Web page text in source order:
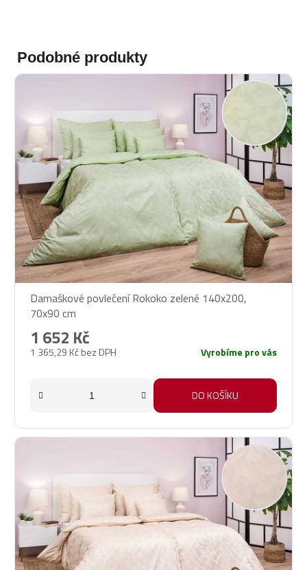
Podobné produkty
Damaškové povlečení Rokoko zelené 140x200,
70x90 cm
1 365,29 Kč bez DPH
1 652 Kč
Vyrobíme pro vás
DO KOŠÍKU